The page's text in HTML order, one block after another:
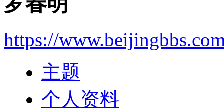
https://
主题
个人资料